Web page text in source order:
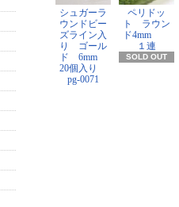
シュガーラ
ウンドビー
ズライン入
り ゴール
ド 6mm
20個入り
pg-0071
ペリドッ
ト ラウン
ド4mm
１連
SOLD OUT